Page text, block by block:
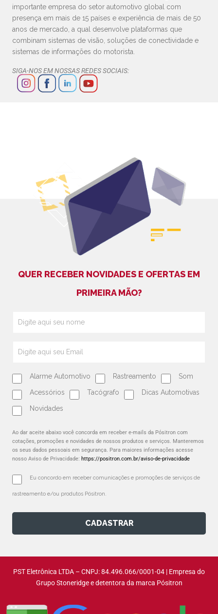
importante empresa do setor automotivo global com
presença em mais de 15 países e experiência de mais de 50
anos de mercado, a qual desenvolve plataformas que
combinam sistemas de visão, soluções de conectividade e
sistemas de informações do motorista.
SIGA-NOS EM NOSSAS REDES SOCIAIS:
QUER RECEBER NOVIDADES E OFERTAS EM
PRIMEIRA MÃO?
Alarme Automotivo Rastreamento Som
Acessórios Tacógrafo Dicas Automotivas
Novidades
Ao dar aceite abaixo você concorda em receber e-mails da Pósitron com
cotações, promoções e novidades de nossos produtos e serviços. Manteremos
os seus dados pessoais em segurança. Para maiores informações acesse
nosso Aviso de Privacidade: https://positron.com.br/aviso-de-privacidade
Eu concordo em receber comunicações e promoções de serviços de
rastreamento e/ou produtos Pósitron.
CADASTRAR
PST Eletrônica LTDA – CNPJ: 84.496.066/0001-04 | Empresa do
Grupo Stoneridge e detentora da marca Pósitron